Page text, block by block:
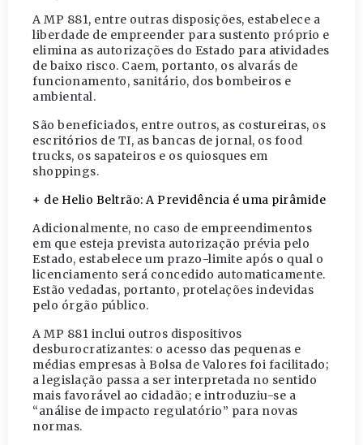
A MP 881, entre outras disposições, estabelece a
liberdade de empreender para sustento próprio e
elimina as autorizações do Estado para atividades
de baixo risco. Caem, portanto, os alvarás de
funcionamento, sanitário, dos bombeiros e
ambiental.
São beneficiados, entre outros, as costureiras, os
escritórios de TI, as bancas de jornal, os food
trucks, os sapateiros e os quiosques em
shoppings.
+ de Helio Beltrão: A Previdência é uma pirâmide
Adicionalmente, no caso de empreendimentos
em que esteja prevista autorização prévia pelo
Estado, estabelece um prazo-limite após o qual o
licenciamento será concedido automaticamente.
Estão vedadas, portanto, protelações indevidas
pelo órgão público.
A MP 881 inclui outros dispositivos
desburocratizantes: o acesso das pequenas e
médias empresas à Bolsa de Valores foi facilitado;
a legislação passa a ser interpretada no sentido
mais favorável ao cidadão; e introduziu-se a
“análise de impacto regulatório” para novas
normas.